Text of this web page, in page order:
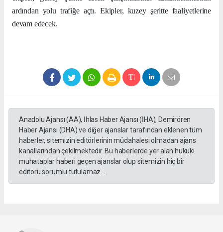
ardından yolu trafiğe açtı. Ekipler, kuzey şeritte faaliyetlerine
devam edecek.
Anadolu Ajansı (AA), İhlas Haber Ajansı (İHA), Demirören
Haber Ajansı (DHA) ve diğer ajanslar tarafından eklenen tüm
haberler, sitemizin editörlerinin müdahalesi olmadan ajans
kanallarından çekilmektedir. Bu haberlerde yer alan hukuki
muhataplar haberi geçen ajanslar olup sitemizin hiç bir
editörü sorumlu tutulamaz...